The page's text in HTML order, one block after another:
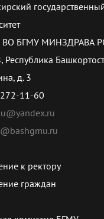
ВО БГМУ МИНЗДРАВА
Республика
д. 3
11-60
к ректору
граждан